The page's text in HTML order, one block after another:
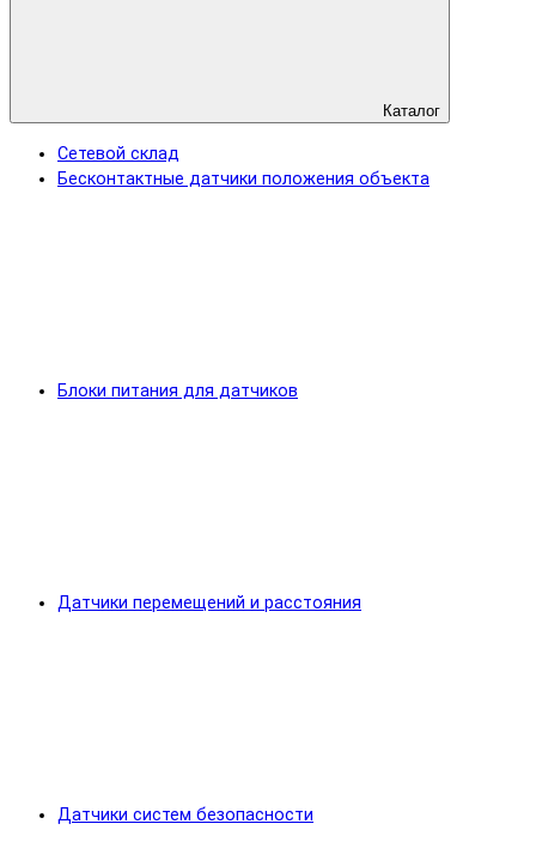
Каталог
Сетевой склад
Бесконтактные датчики положения объекта
Блоки питания для датчиков
Датчики перемещений и расстояния
Датчики систем безопасности